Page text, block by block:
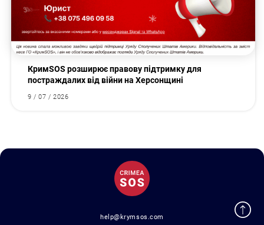
КримSOS розширює правову підтримку для
постраждалих від війни на Херсонщині
9 / 07 / 2026
help@krymsos.com